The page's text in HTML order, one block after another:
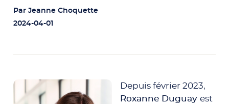
ParJeanne Choquette
2024-04-01
Depuis février 2023,
Roxanne Duguay est